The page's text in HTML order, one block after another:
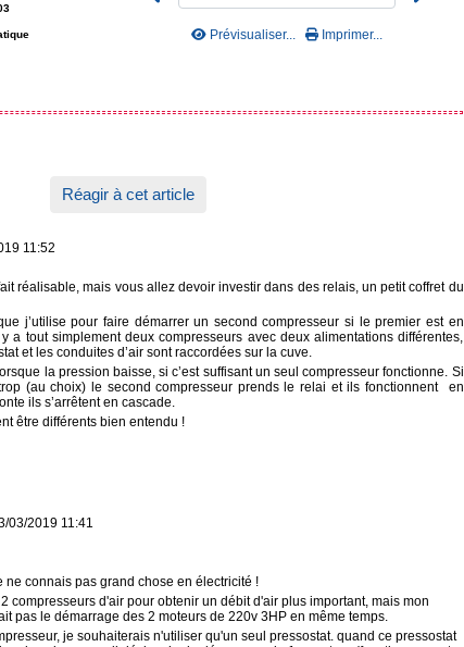
Prévisualiser... Imprimer...
Réagir à cet article
11:52
réalisable, mais vous allez devoir investir dans des relais, un petit coffret du
j’utilise pour faire démarrer un second compresseur si le premier est en
a tout simplement deux compresseurs avec deux alimentations différentes,
et les conduites d’air sont raccordées sur la cuve.
la pression baisse, si c’est suffisant un seul compresseur fonctionne. Si
(au choix) le second compresseur prends le relai et ils fonctionnent en
ils s’arrêtent en cascade.
être différents bien entendu !
03/2019 11:41
connais pas grand chose en électricité !
compresseurs d'air pour obtenir un débit d'air plus important, mais mon
pas le démarrage des 2 moteurs de 220v 3HP en même temps.
je souhaiterais n'utiliser qu'un seul pressostat. quand ce pressostat